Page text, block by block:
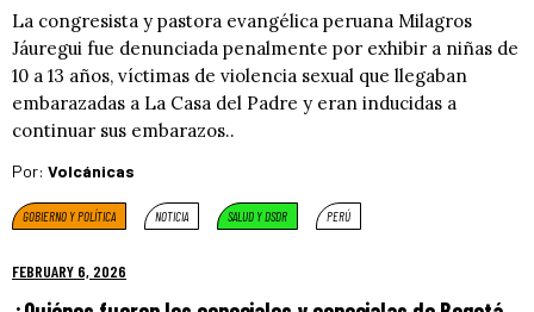
La congresista y pastora evangélica peruana Milagros
Jáuregui fue denunciada penalmente por exhibir a niñas de
10 a 13 años, víctimas de violencia sexual que llegaban
embarazadas a La Casa del Padre y eran inducidas a
continuar sus embarazos..
Por: Volcánicas
GOBIERNO Y POLÍTICA NOTICIA SALUD Y DSDR PERÚ
FEBRUARY 6, 2026